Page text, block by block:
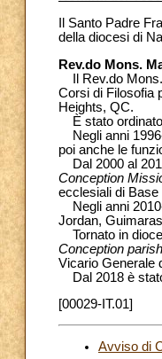
Il Santo Padre
della diocesi di
Rev.do Mons.
Il Rev.do Mons.
Corsi di Filosofia
Heights, QC.
È stato ordinato
Negli anni
poi anche le
Dal 2000 al
Conception
ecclesiali di
Negli anni
Jordan,
Tornato in
Conception parish
Vicario Generale
Dal 2018 è
[00029-IT.01]
Avviso di